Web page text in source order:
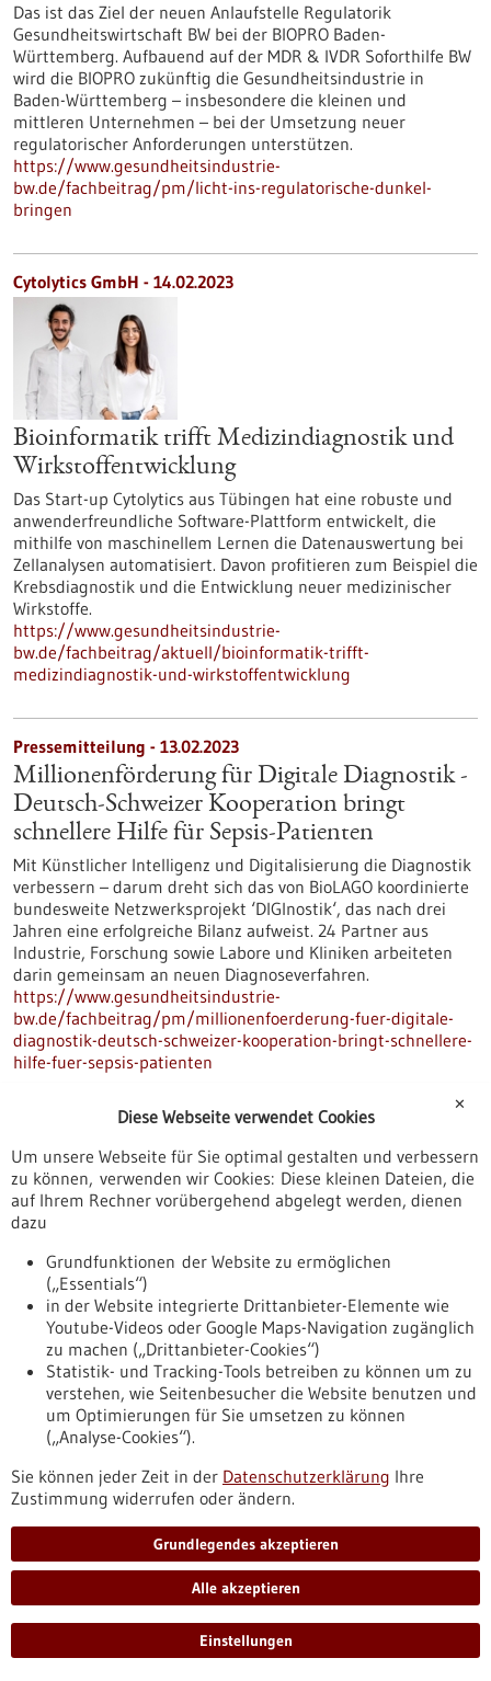
Das ist das Ziel der neuen Anlaufstelle Regulatorik
Gesundheitswirtschaft BW bei der BIOPRO Baden-
Württemberg. Aufbauend auf der MDR & IVDR Soforthilfe BW
wird die BIOPRO zukünftig die Gesundheitsindustrie in
Baden-Württemberg – insbesondere die kleinen und
mittleren Unternehmen – bei der Umsetzung neuer
regulatorischer Anforderungen unterstützen.
https://www.gesundheitsindustrie-
bw.de/fachbeitrag/pm/licht-ins-regulatorische-dunkel-
bringen
Cytolytics GmbH - 14.02.2023
Bioinformatik trifft Medizindiagnostik und
Wirkstoffentwicklung
Das Start-up Cytolytics aus Tübingen hat eine robuste und
anwenderfreundliche Software-Plattform entwickelt, die
mithilfe von maschinellem Lernen die Datenauswertung bei
Zellanalysen automatisiert. Davon profitieren zum Beispiel die
Krebsdiagnostik und die Entwicklung neuer medizinischer
Wirkstoffe.
https://www.gesundheitsindustrie-
bw.de/fachbeitrag/aktuell/bioinformatik-trifft-
medizindiagnostik-und-wirkstoffentwicklung
Pressemitteilung - 13.02.2023
Millionenförderung für Digitale Diagnostik -
Deutsch-Schweizer Kooperation bringt
schnellere Hilfe für Sepsis-Patienten
Mit Künstlicher Intelligenz und Digitalisierung die Diagnostik
verbessern – darum dreht sich das von BioLAGO koordinierte
bundesweite Netzwerksprojekt ‘DIGInostik‘, das nach drei
Jahren eine erfolgreiche Bilanz aufweist. 24 Partner aus
Industrie, Forschung sowie Labore und Kliniken arbeiteten
darin gemeinsam an neuen Diagnoseverfahren.
https://www.gesundheitsindustrie-
bw.de/fachbeitrag/pm/millionenfoerderung-fuer-digitale-
diagnostik-deutsch-schweizer-kooperation-bringt-schnellere-
hilfe-fuer-sepsis-patienten
Hertie-Stiftung gründet neues Institut, das
künstliche Intelligenz und
Neurowissenschaften verbindet
Startschuss für ein Leuchtturmprojekt, das die
Zukunftsthemen Künstliche Intelligenz (KI) und
Neuromedizin erstmals miteinander verbindet: Mit dem
Hertie Institute for Artificial Intelligence in Brain Health, das
zum 01.02. an der Medizinischen Fakultät der Universität
Tübingen gegründet wurde, entsteht das bundesweit erste
Institut, das Prävention und frühe Diagnose von
Erkrankungen des Nervensystems mit Hilfe von Methoden
der KI erforscht.
https://www.gesundheitsindustrie-
bw.de/fachbeitrag/pm/hertie-stiftung-gruendet-neues-
institut-das-kuenstliche-intelligenz-und-
neurowissenschaften-verbindet
Pressemitteilung - 03.02.2023
Offizielle Gründung der Health + Life Science
Alliance Heidelberg Mannheim
✕
Diese Webseite verwendet Cookies
Um unsere Webseite für Sie optimal gestalten und verbessern
zu können, verwenden wir Cookies: Diese kleinen Dateien, die
auf Ihrem Rechner vorübergehend abgelegt werden, dienen
dazu
Grundfunktionen der Website zu ermöglichen
(„Essentials“)
in der Website integrierte Drittanbieter-Elemente wie
Youtube-Videos oder Google Maps-Navigation zugänglich
zu machen („Drittanbieter-Cookies“)
Statistik- und Tracking-Tools betreiben zu können um zu
verstehen, wie Seitenbesucher die Website benutzen und
um Optimierungen für Sie umsetzen zu können
(„Analyse-Cookies“).
Sie können jeder Zeit in der Datenschutzerklärung Ihre
Zustimmung widerrufen oder ändern.
Grundlegendes akzeptieren
Alle akzeptieren
Einstellungen